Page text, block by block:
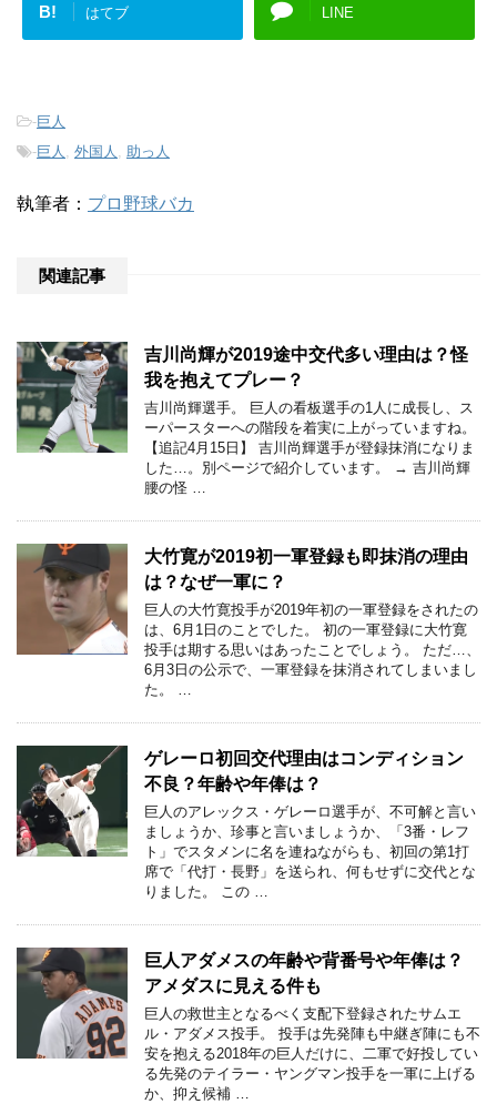
B! はてブ LINE
-巨人
-巨人 外国人 助っ人
執筆者： プロ野球バカ
関連記事
吉川尚輝が2019途中交代多い理由は？怪
我を抱えてプレー？
吉川尚輝選手。 巨人の看板選手の1人に成長し、ス
ーパースターへの階段を着実に上がっていますね。
【追記4月15日】 吉川尚輝選手が登録抹消になりま
した…。別ページで紹介しています。 → 吉川尚輝
腰の怪 …
大竹寛が2019初一軍登録も即抹消の理由
は？なぜ一軍に？
巨人の大竹寛投手が2019年初の一軍登録をされたの
は、6月1日のことでした。 初の一軍登録に大竹寛
投手は期する思いはあったことでしょう。 ただ…、
6月3日の公示で、一軍登録を抹消されてしまいまし
た。 …
ゲレーロ初回交代理由はコンディション
不良？年齢や年俸は？
巨人のアレックス・ゲレーロ選手が、不可解と言い
ましょうか、珍事と言いましょうか、「3番・レフ
ト」でスタメンに名を連ねながらも、初回の第1打
席で「代打・長野」を送られ、何もせずに交代とな
りました。 この …
巨人アダメスの年齢や背番号や年俸は？
アメダスに見える件も
巨人の救世主となるべく支配下登録されたサムエ
ル・アダメス投手。 投手は先発陣も中継ぎ陣にも不
安を抱える2018年の巨人だけに、二軍で好投してい
る先発のテイラー・ヤングマン投手を一軍に上げる
か、抑え候補 …